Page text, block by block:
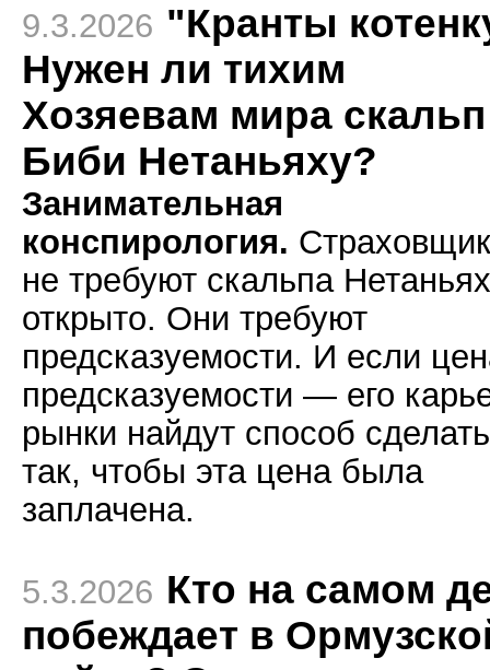
9.3.2026 "Кранты
Нужен ли тихим
Хозяевам мира скальп
Биби Нетаньяху?
Занимательная
конспирология.
не требуют скальпа
открыто. Они требуют
предсказуемости. И если
предсказуемости — его
рынки найдут способ сделать
так, чтобы эта цена была
заплачена.
5.3.2026 Кто на самом
побеждает в